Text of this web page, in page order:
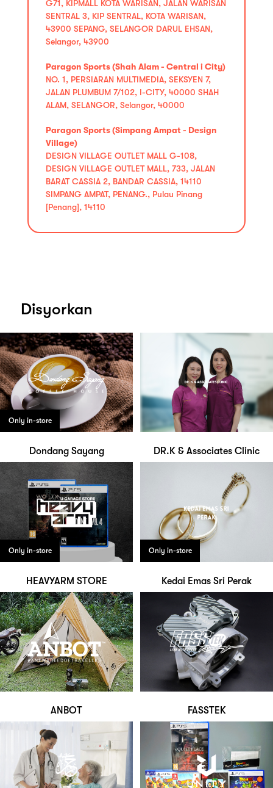
G71, KIPMALL KOTA WARISAN, JALAN WARISAN
SENTRAL 3, KIP SENTRAL, KOTA WARISAN,
43900 SEPANG, SELANGOR DARUL EHSAN,
Selangor, 43900
Paragon Sports (Shah Alam - Central i City)
NO. 1, PERSIARAN MULTIMEDIA, SEKSYEN 7,
JALAN PLUMBUM 7/102, I-CITY, 40000 SHAH
ALAM, SELANGOR, Selangor, 40000
Paragon Sports (Simpang Ampat - Design
Village)
DESIGN VILLAGE OUTLET MALL G-108,
DESIGN VILLAGE OUTLET MALL, 733, JALAN
BARAT CASSIA 2, BANDAR CASSIA, 14110
SIMPANG AMPAT, PENANG., Pulau Pinang
[Penang], 14110
Disyorkan
Only in-store
Dondang Sayang DR.K & Associates Clinic
Only in-store
HEAVYARM STORE
Only in-store
Kedai Emas Sri Perak
ANBOT FASSTEK